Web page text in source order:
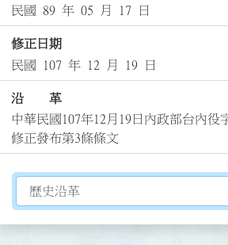
民國 89 年 05 月 17 日
修正日期
民國 107 年 12 月 19 日
沿 革
中華民國107年12月19日內政部台內役
修正發布第3條條文
切換選擇法規資訊內容